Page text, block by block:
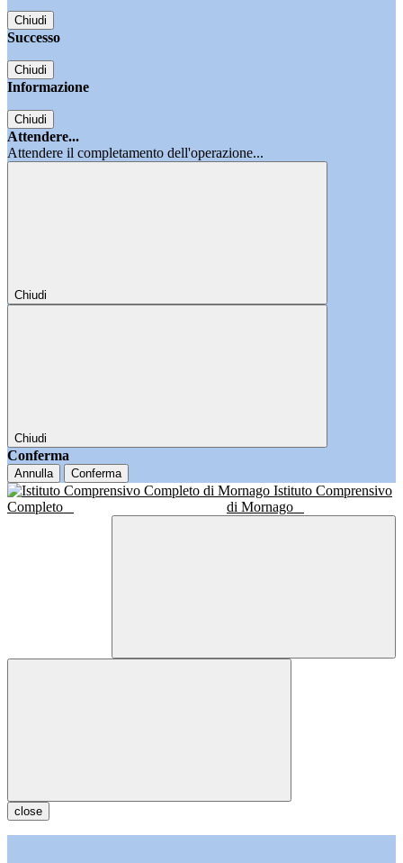
Chiudi
Successo
Chiudi
Informazione
Chiudi
Attendere...
Attendere il completamento dell'operazione...
Chiudi
Chiudi
Conferma
Annulla Conferma
Istituto Comprensivo
Completo
di Mornago
close